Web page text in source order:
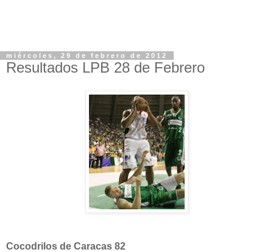
miércoles, 29 de febrero de 2012
Resultados LPB 28 de Febrero
Cocodrilos de Caracas 82